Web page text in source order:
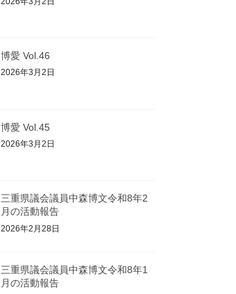
博愛 Vol.46
2026年3月2日
博愛 Vol.45
2026年3月2日
三重県議会議員中森博文令和8年2
月の活動報告
2026年2月28日
三重県議会議員中森博文令和8年1
月の活動報告